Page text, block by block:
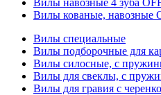
Вилы навозные 4 зуба
Вилы кованые, навозные
Вилы специальные
Вилы подборочные для
Вилы силосные, с
Вилы для свеклы, с
Вилы для гравия с